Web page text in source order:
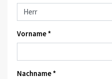
Vorname *
Nachname *